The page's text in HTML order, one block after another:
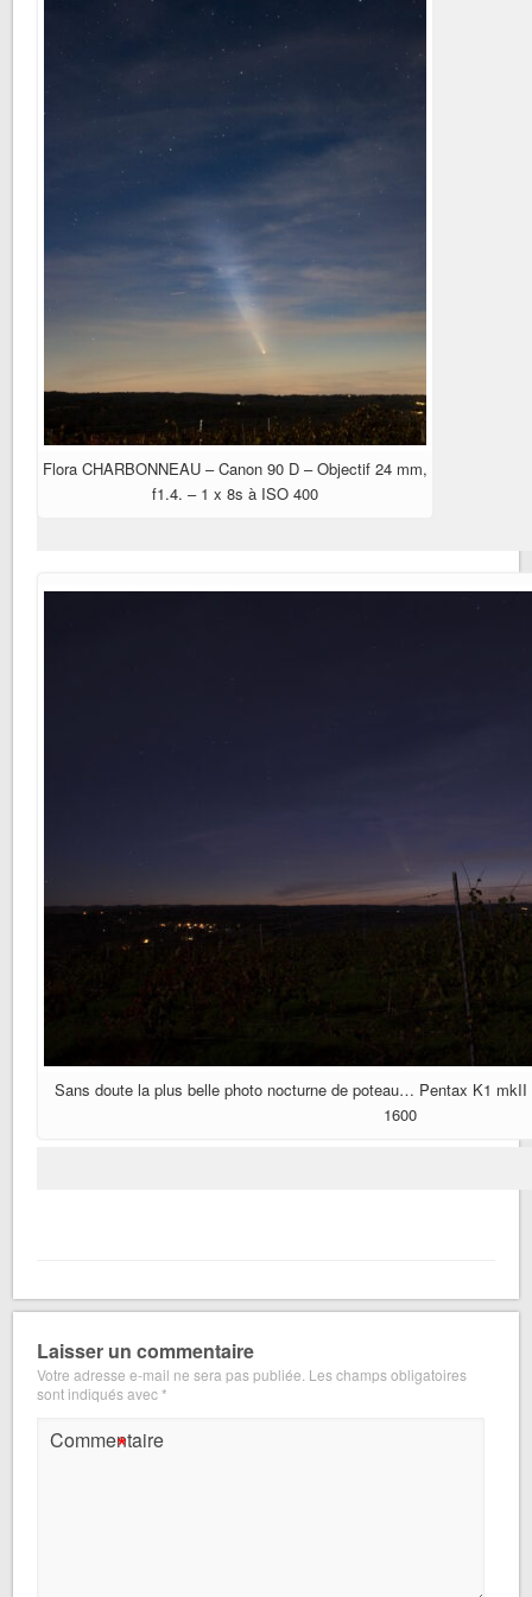
Flora CHARBONNEAU – Canon 90 D – Objectif 24 mm,
f1.4. – 1 x 8s à ISO 400
Sans doute la plus belle photo nocturne de poteau… Pentax K1
1600
Laisser un commentaire
Votre adresse e-mail ne sera pas publiée. Les champs obligatoires
sont indiqués avec*
Commentaire
*